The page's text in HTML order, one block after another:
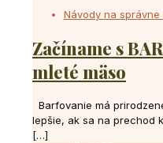
Návody na
Začíname s
mleté mäso
Barfovanie má
lepšie, ak sa na prechod
[…]